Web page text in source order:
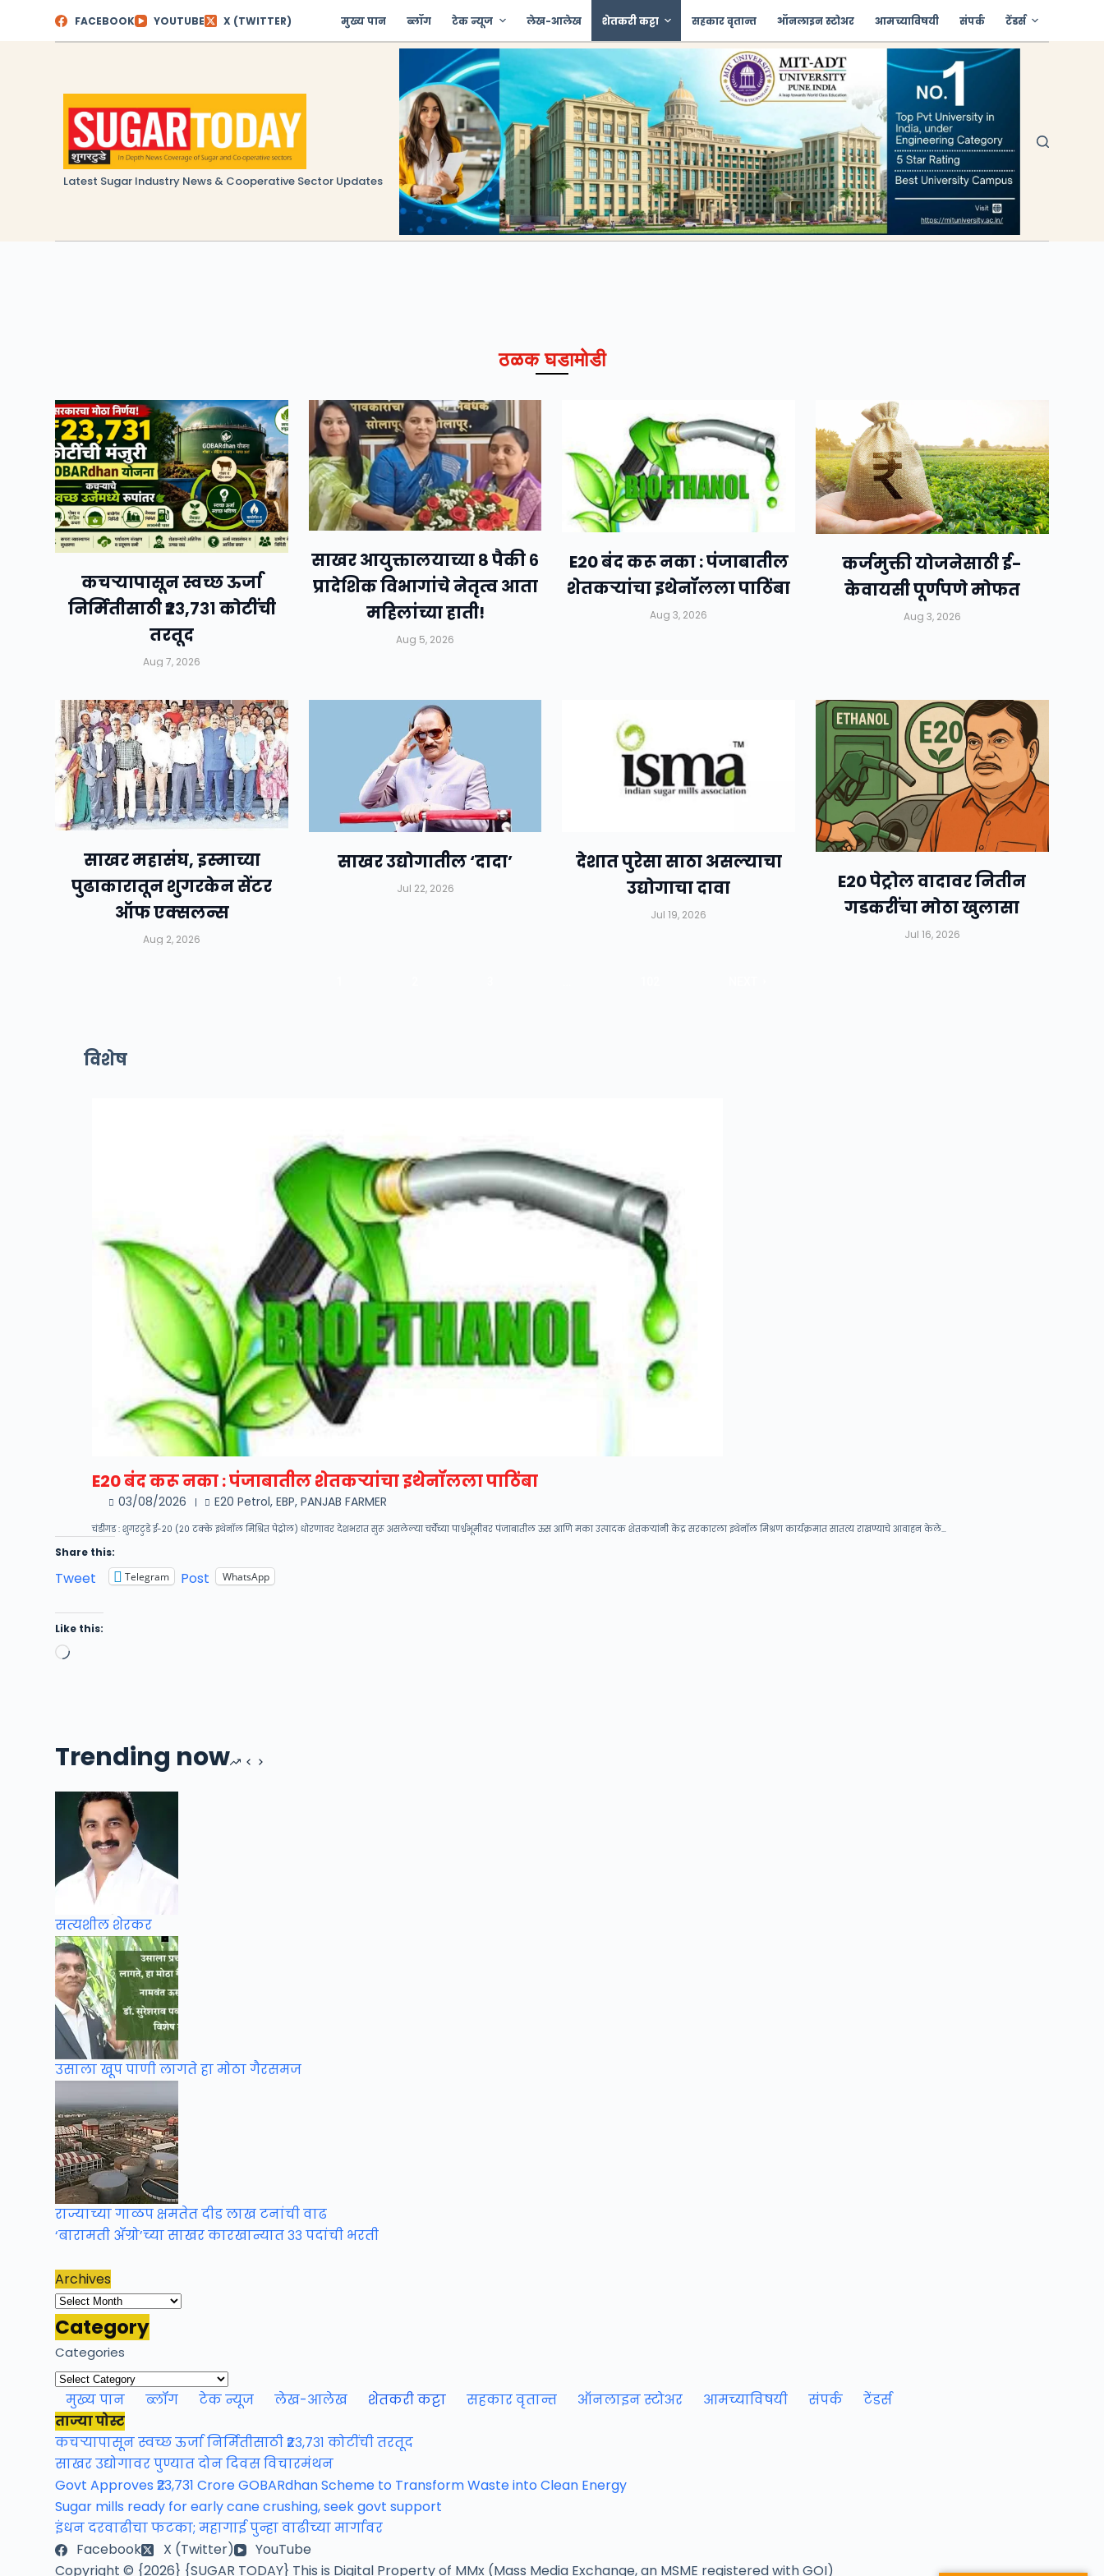
FACEBOOK YOUTUBE X (TWITTER) मुख्य पान ब्लॉग टेक न्यूज लेख-आलेख शेतकरी कट्टा सहकार वृतान्त ऑनलाइन स्टोअर आमच्याविषयी संपर्क टेंडर्स
Latest Sugar Industry News & Cooperative Sector Updates
ठळक घडामोडी
कचऱ्यापासून स्वच्छ ऊर्जा
निर्मितीसाठी ₹२३,७३१ कोटींची
तरतूद
Aug 7, 2026
साखर आयुक्तालयाच्या ८ पैकी ६
प्रादेशिक विभागांचे नेतृत्व आता
महिलांच्या हाती!
Aug 5, 2026
E20 बंद करू नका : पंजाबातील
शेतकऱ्यांचा इथेनॉलला पाठिंबा
Aug 3, 2026
कर्जमुक्ती योजनेसाठी ई-
केवायसी पूर्णपणे मोफत
Aug 3, 2026
साखर महासंघ, इस्माच्या
पुढाकारातून शुगरकेन सेंटर
ऑफ एक्सलन्स
Aug 2, 2026
साखर उद्योगातील ‘दादा’
Jul 22, 2026
देशात पुरेसा साठा असल्याचा
उद्योगाचा दावा
Jul 19, 2026
E20 पेट्रोल वादावर नितीन
गडकरींचा मोठा खुलासा
Jul 16, 2026
विशेष
E20 बंद करू नका : पंजाबातील शेतकऱ्यांचा इथेनॉलला पाठिंबा
03/08/2026 E20 Petrol, EBP, PANJAB FARMER
चंडीगड : शुगरटुडे ई-२० (२० टक्के इथेनॉल मिश्रित पेट्रोल) धोरणावर देशभरात सुरू असलेल्या चर्चेच्या पार्श्वभूमीवर पंजाबातील ऊस आणि मका उत्पादक शेतकऱ्यांनी केंद्र सरकारला इथेनॉल मिश्रण कार्यक्रमात सातत्य राखण्याचे आवाहन केले…
Share this:
Tweet Telegram Post WhatsApp
Like this:
Loading…
Trending now
सत्यशील शेरकर
उसाला खूप पाणी लागते हा मोठा गैरसमज
राज्याच्या गाळप क्षमतेत दीड लाख टनांची वाढ
‘बारामती ॲग्रो’च्या साखर कारखान्यात ३३ पदांची भरती
Archives
Archives
Category
Categories
मुख्य पान ब्लॉग टेक न्यूज लेख-आलेख शेतकरी कट्टा सहकार वृतान्त ऑनलाइन स्टोअर आमच्याविषयी संपर्क
टेंडर्स
ताज्या पोस्ट
कचऱ्यापासून स्वच्छ ऊर्जा निर्मितीसाठी ₹२३,७३१ कोटींची तरतूद
साखर उद्योगावर पुण्यात दोन दिवस विचारमंथन
Govt Approves ₹23,731 Crore GOBARdhan Scheme to Transform Waste into Clean Energy
Sugar mills ready for early cane crushing, seek govt support
इंधन दरवाढीचा फटका; महागाई पुन्हा वाढीच्या मार्गावर
Facebook
X (Twitter)
YouTube
Copyright © {2026} {SUGAR TODAY} This is Digital Property of MMx (Mass Media Exchange, an MSME registered with GOI)